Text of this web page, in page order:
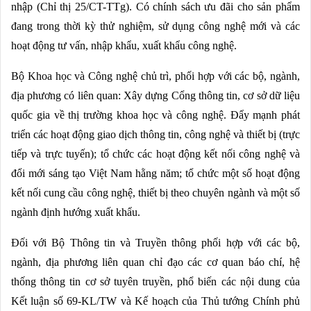
nhập (Chỉ thị 25/CT-TTg). Có chính sách ưu đãi cho sản phẩm
đang trong thời kỳ thử nghiệm, sử dụng công nghệ mới và các
hoạt động tư vấn, nhập khẩu, xuất khẩu công nghệ.
Bộ Khoa học và Công nghệ chủ trì, phối hợp với các bộ, ngành,
địa phương có liên quan: Xây dựng Cổng thông tin, cơ sở dữ liệu
quốc gia về thị trường khoa học và công nghệ. Đẩy mạnh phát
triển các hoạt động giao dịch thông tin, công nghệ và thiết bị (trực
tiếp và trực tuyến); tổ chức các hoạt động kết nối công nghệ và
đổi mới sáng tạo Việt Nam hằng năm; tổ chức một số hoạt động
kết nối cung cầu công nghệ, thiết bị theo chuyên ngành và một số
ngành định hướng xuất khẩu.
Đối với Bộ Thông tin và Truyền thông phối hợp với các bộ,
ngành, địa phương liên quan chỉ đạo các cơ quan báo chí, hệ
thống thông tin cơ sở tuyên truyền, phổ biến các nội dung của
Kết luận số 69-KL/TW và Kế hoạch của Thủ tướng Chính phủ